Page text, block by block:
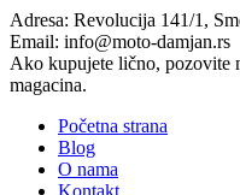
Adresa: Revolucija 141/1,
Email: info@moto-damjan.rs
Ako kupujete lično, pozovite
magacina.
Početna strana
Blog
O nama
Kontakt